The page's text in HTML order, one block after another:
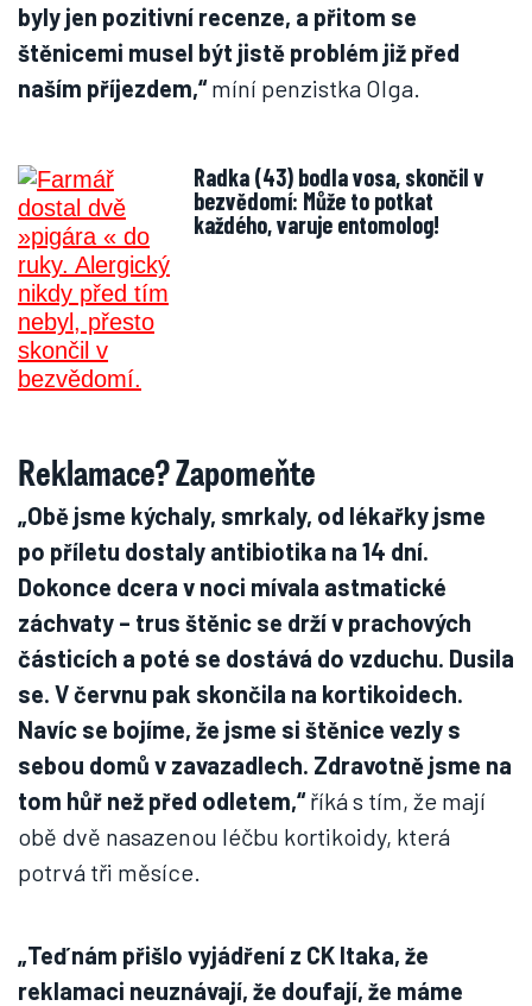
byly jen pozitivní recenze, a přitom se
štěnicemi musel být jistě problém již před
naším příjezdem,“míní penzistka Olga.
Radka (43) bodla vosa, skončil v
bezvědomí: Může to potkat
každého, varuje entomolog!
Reklamace? Zapomeňte
„Obě jsme kýchaly, smrkaly, od lékařky jsme
po příletu dostaly antibiotika na 14 dní.
Dokonce dcera v noci mívala astmatické
záchvaty – trus štěnic se drží v prachových
částicích a poté se dostává do vzduchu. Dusila
se. V červnu pak skončila na kortikoidech.
Navíc se bojíme, že jsme si štěnice vezly s
sebou domů v zavazadlech. Zdravotně jsme na
tom hůř než před odletem,“říká s tím, že mají
obě dvě nasazenou léčbu kortikoidy, která
potrvá tři měsíce.
„Teď nám přišlo vyjádření z CK Itaka, že
reklamaci neuznávají, že doufají, že máme